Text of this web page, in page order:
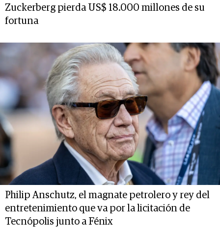
Zuckerberg pierda US$ 18.000 millones de su
fortuna
Philip Anschutz, el magnate petrolero y rey del
entretenimiento que va por la licitación de
Tecnópolis junto a Fénix